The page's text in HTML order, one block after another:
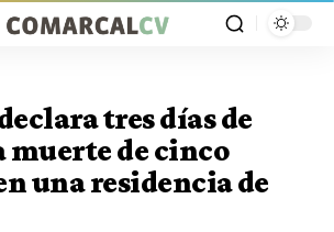
tres días de
de cinco
una residencia de